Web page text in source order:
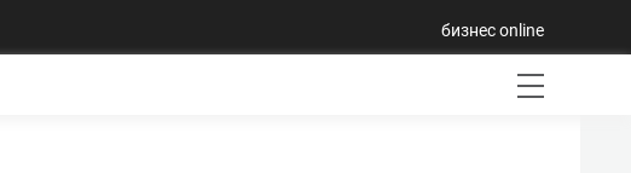
бизнес online